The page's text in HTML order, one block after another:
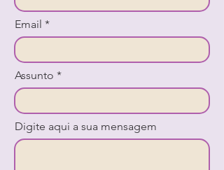
Email
Assunto
Digite aqui a sua mensagem